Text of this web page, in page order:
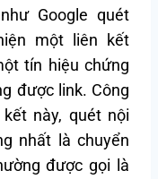
Google quét
một liên kết
tín hiệu chứng
được link. Công
này, quét nội
nhất là chuyển
được gọi là